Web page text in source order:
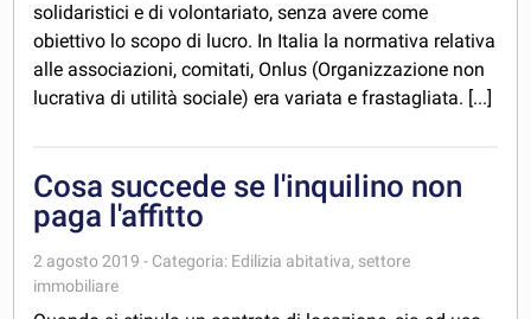
solidaristici e di volontariato, senza avere come
obiettivo lo scopo di lucro. In Italia la normativa relativa
alle associazioni, comitati, Onlus (Organizzazione non
lucrativa di utilità sociale) era variata e frastagliata. [...]
Cosa succede se l'inquilino non
paga l'affitto
2 agosto 2019 - Categoria: Edilizia abitativa, settore
immobiliare